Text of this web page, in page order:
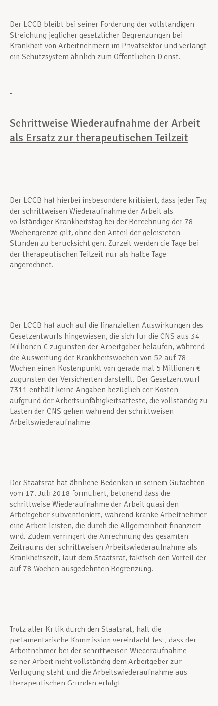
Der LCGB bleibt bei seiner Forderung der vollständigen
Streichung jeglicher gesetzlicher Begrenzungen bei
Krankheit von Arbeitnehmern im Privatsektor und verlangt
ein Schutzsystem ähnlich zum Öffentlichen Dienst.
Schrittweise Wiederaufnahme der Arbeit
als Ersatz zur therapeutischen Teilzeit
Der LCGB hat hierbei insbesondere kritisiert, dass jeder Tag
der schrittweisen Wiederaufnahme der Arbeit als
vollständiger Krankheitstag bei der Berechnung der 78
Wochengrenze gilt, ohne den Anteil der geleisteten
Stunden zu berücksichtigen. Zurzeit werden die Tage bei
der therapeutischen Teilzeit nur als halbe Tage
angerechnet.
Der LCGB hat auch auf die finanziellen Auswirkungen des
Gesetzentwurfs hingewiesen, die sich für die CNS aus 34
Millionen € zugunsten der Arbeitgeber belaufen, während
die Ausweitung der Krankheitswochen von 52 auf 78
Wochen einen Kostenpunkt von gerade mal 5 Millionen €
zugunsten der Versicherten darstellt. Der Gesetzentwurf
7311 enthält keine Angaben bezüglich der Kosten
aufgrund der Arbeitsunfähigkeitsatteste, die vollständig zu
Lasten der CNS gehen während der schrittweisen
Arbeitswiederaufnahme.
Der Staatsrat hat ähnliche Bedenken in seinem Gutachten
vom 17. Juli 2018 formuliert, betonend dass die
schrittweise Wiederaufnahme der Arbeit quasi den
Arbeitgeber subventioniert, während kranke Arbeitnehmer
eine Arbeit leisten, die durch die Allgemeinheit finanziert
wird. Zudem verringert die Anrechnung des gesamten
Zeitraums der schrittweisen Arbeitswiederaufnahme als
Krankheitszeit, laut dem Staatsrat, faktisch den Vorteil der
auf 78 Wochen ausgedehnten Begrenzung.
Trotz aller Kritik durch den Staatsrat, hält die
parlamentarische Kommission vereinfacht fest, dass der
Arbeitnehmer bei der schrittweisen Wiederaufnahme
seiner Arbeit nicht vollständig dem Arbeitgeber zur
Verfügung steht und die Arbeitswiederaufnahme aus
therapeutischen Gründen erfolgt.